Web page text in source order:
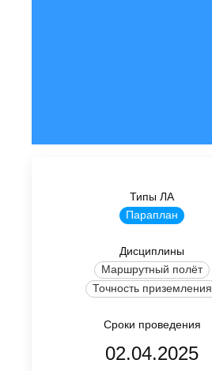
Типы ЛА
Параплан
Дисциплины
Маршрутный полёт
Точность приземления
Сроки проведения
02.04.2025